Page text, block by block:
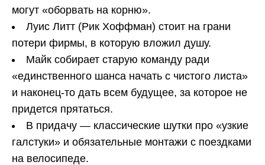
могут «оборвать на корню».
Луис Литт (Рик Хоффман) стоит на грани
потери фирмы, в которую вложил душу.
Майк собирает старую команду ради
«единственного шанса начать с чистого листа»
и наконец-то дать всем будущее, за которое не
придется прятаться.
В придачу — классические шутки про «узкие
галстуки» и обязательные монтажи с поездками
на велосипеде.